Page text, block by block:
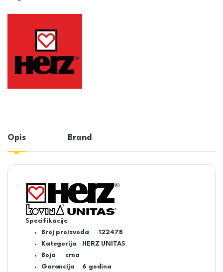
Opis Brand
Specifikacije
Broj proizvoda12247B
Kategorija
HERZ UNITAS
Boja
crna
Garancija 6 godina